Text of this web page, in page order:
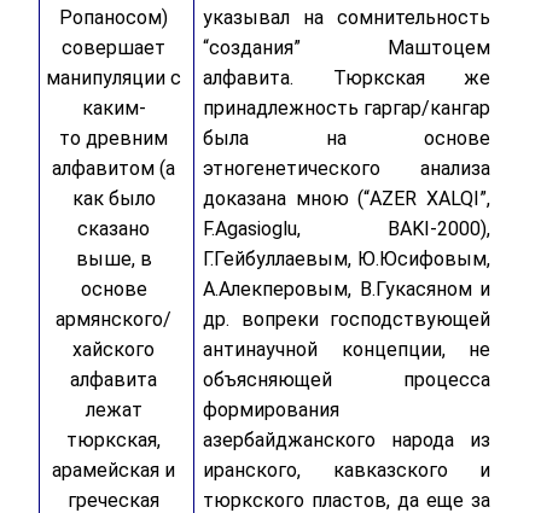
указывал на сомнительность
“создания” Маштоцем
алфавита. Тюркская же
принадлежность гаргар/кангар
была на основе
этногенетического анализа
доказана мною (“AZER XALQI”,
F.Agasioglu, BAKI-2000),
Г.Гейбуллаевым, Ю.Юсифовым,
А.Алекперовым, В.Гукасяном и
др. вопреки господствующей
антинаучной концепции, не
объясняющей процесса
формирования
азербайджанского народа из
иранского, кавказского и
тюркского пластов, да еще за
Ропаносом)
совершает
манипуляции с
каким-
то древним
алфавитом (а
как было
сказано
выше, в
основе
армянского/
хайского
алфавита
лежат
тюркская,
арамейская и
греческая